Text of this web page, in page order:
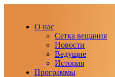
О нас
Сетка вещания
Новости
Ведущие
История
Программы